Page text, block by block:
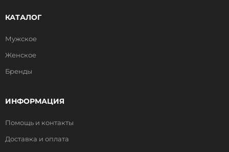
КАТАЛОГ
Мужское
Женское
Бренды
ИНФОРМАЦИЯ
Помощь и контакты
Доставка и оплата